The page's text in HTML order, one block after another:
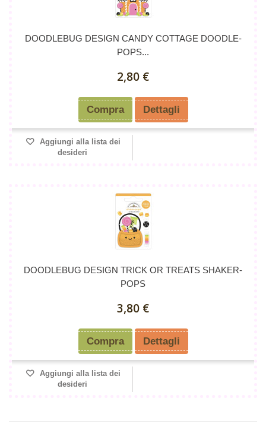
DOODLEBUG DESIGN CANDY COTTAGE DOODLE-
POPS...
2,80 €
Compra Dettagli
Aggiungi alla lista dei
desideri
DOODLEBUG DESIGN TRICK OR TREATS SHAKER-
POPS
3,80 €
Compra Dettagli
Aggiungi alla lista dei
desideri